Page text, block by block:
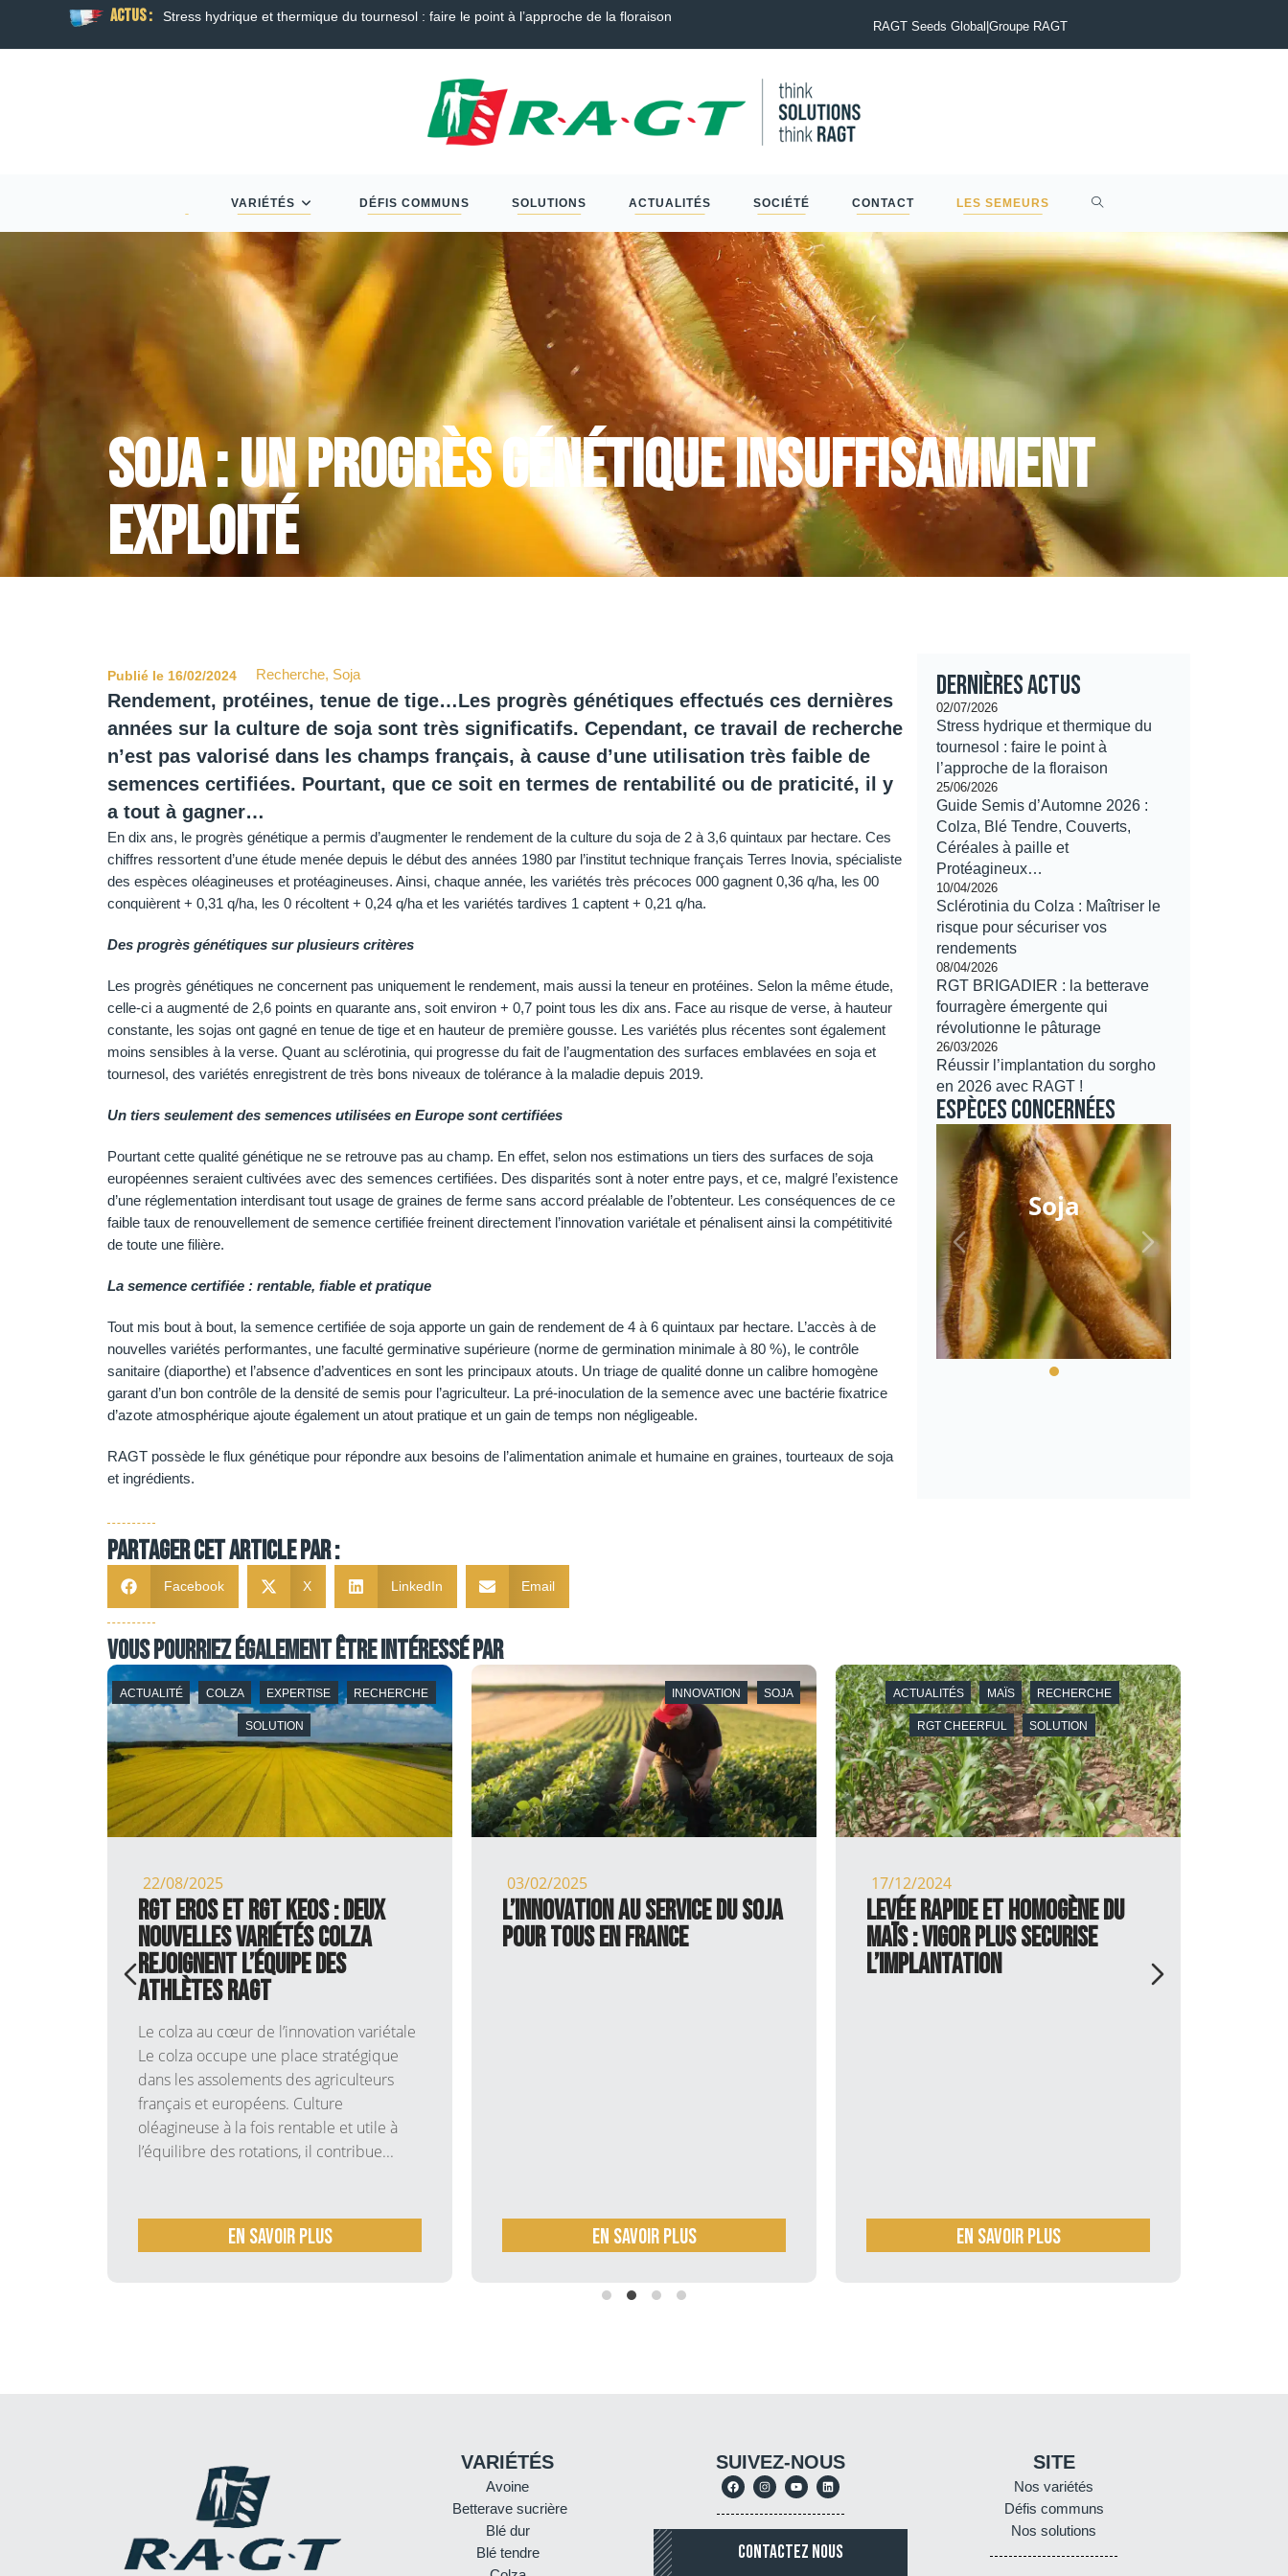
ACTUS : Guide Semis d’Automne 2026 : Colza, Blé Tendre, Couverts, Céréales à paille et Protéagineux…
RAGT Seeds Global|Groupe RAGT
VARIÉTÉS DÉFIS COMMUNS SOLUTIONS ACTUALITÉS SOCIÉTÉ CONTACT LES SEMEURS
Soja : un progrès génétique insuffisamment
exploité
Publié le 16/02/2024 Recherche, Soja
Rendement, protéines, tenue de tige…Les progrès génétiques effectués ces dernières
années sur la culture de soja sont très significatifs. Cependant, ce travail de recherche
n’est pas valorisé dans les champs français, à cause d’une utilisation très faible de
semences certifiées. Pourtant, que ce soit en termes de rentabilité ou de praticité, il y
a tout à gagner…
En dix ans, le progrès génétique a permis d’augmenter le rendement de la culture du soja de 2 à 3,6 quintaux par hectare. Ces
chiffres ressortent d’une étude menée depuis le début des années 1980 par l’institut technique français Terres Inovia, spécialiste
des espèces oléagineuses et protéagineuses. Ainsi, chaque année, les variétés très précoces 000 gagnent 0,36 q/ha, les 00
conquièrent + 0,31 q/ha, les 0 récoltent + 0,24 q/ha et les variétés tardives 1 captent + 0,21 q/ha.
Des progrès génétiques sur plusieurs critères
Les progrès génétiques ne concernent pas uniquement le rendement, mais aussi la teneur en protéines. Selon la même étude,
celle-ci a augmenté de 2,6 points en quarante ans, soit environ + 0,7 point tous les dix ans. Face au risque de verse, à hauteur
constante, les sojas ont gagné en tenue de tige et en hauteur de première gousse. Les variétés plus récentes sont également
moins sensibles à la verse. Quant au sclérotinia, qui progresse du fait de l’augmentation des surfaces emblavées en soja et
tournesol, des variétés enregistrent de très bons niveaux de tolérance à la maladie depuis 2019.
Un tiers seulement des semences utilisées en Europe sont certifiées
Pourtant cette qualité génétique ne se retrouve pas au champ. En effet, selon nos estimations un tiers des surfaces de soja
européennes seraient cultivées avec des semences certifiées. Des disparités sont à noter entre pays, et ce, malgré l’existence
d’une réglementation interdisant tout usage de graines de ferme sans accord préalable de l’obtenteur. Les conséquences de ce
faible taux de renouvellement de semence certifiée freinent directement l’innovation variétale et pénalisent ainsi la compétitivité
de toute une filière.
La semence certifiée : rentable, fiable et pratique
Tout mis bout à bout, la semence certifiée de soja apporte un gain de rendement de 4 à 6 quintaux par hectare. L’accès à de
nouvelles variétés performantes, une faculté germinative supérieure (norme de germination minimale à 80 %), le contrôle
sanitaire (diaporthe) et l’absence d’adventices en sont les principaux atouts. Un triage de qualité donne un calibre homogène
garant d’un bon contrôle de la densité de semis pour l’agriculteur. La pré-inoculation de la semence avec une bactérie fixatrice
d’azote atmosphérique ajoute également un atout pratique et un gain de temps non négligeable.
RAGT possède le flux génétique pour répondre aux besoins de l’alimentation animale et humaine en graines, tourteaux de soja
et ingrédients.
Dernières actus
02/07/2026
Stress hydrique et thermique du
tournesol : faire le point à
l’approche de la floraison
25/06/2026
Guide Semis d’Automne 2026 :
Colza, Blé Tendre, Couverts,
Céréales à paille et
Protéagineux…
10/04/2026
Sclérotinia du Colza : Maîtriser le
risque pour sécuriser vos
rendements
08/04/2026
RGT BRIGADIER : la betterave
fourragère émergente qui
révolutionne le pâturage
26/03/2026
Réussir l’implantation du sorgho
en 2026 avec RAGT !
Espèces concernées
Soja
Partager cet article par :
Facebook X LinkedIn Email
Vous pourriez également être intéressé par
ACTUALITÉ COLZA EXPERTISE RECHERCHE
SOLUTION
22/08/2025
RGT EROS et RGT KEOS : deux
nouvelles variétés colza
rejoignent l’équipe des
ATHLÈTES RAGT
Le colza au cœur de l’innovation variétale
Le colza occupe une place stratégique
dans les assolements des agriculteurs
français et européens. Culture
oléagineuse à la fois rentable et utile à
l’équilibre des rotations, il contribue...
En savoir plus
INNOVATION SOJA
03/02/2025
L’innovation au service du soja
pour tous en France
En savoir plus
ACTUALITÉS MAÏS RECHERCHE
RGT CHEERFUL SOLUTION
17/12/2024
Levée rapide et homogène du
maïs : Vigor Plus SECURISE
L’IMPLANTATION
En savoir plus
VARIÉTÉS
Avoine
Betterave sucrière
Blé dur
Blé tendre
SUIVEZ-NOUS
CONTACTEZ NOUS
SITE
Nos variétés
Défis communs
Nos solutions